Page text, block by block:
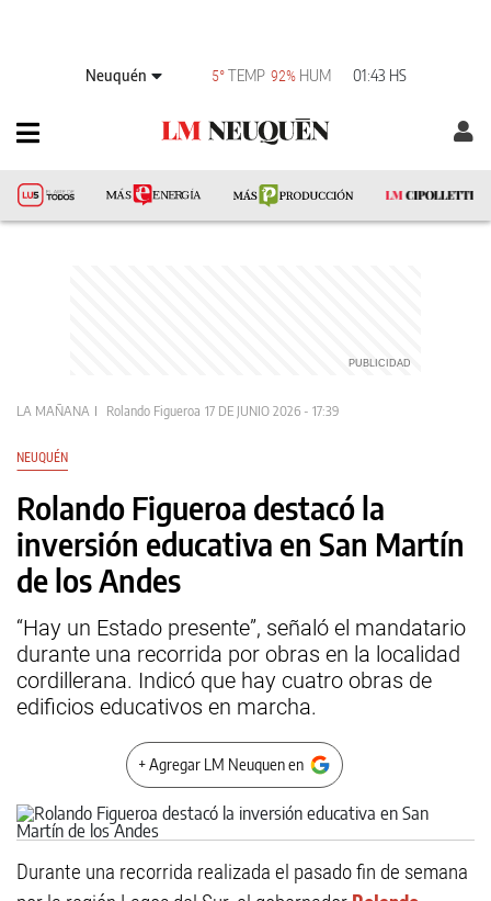
Neuquén 5° TEMP 92% HUM 01:43 HS
LA MAÑANA Rolando Figueroa 17 DE JUNIO 2026 - 17:39
NEUQUÉN
Rolando Figueroa destacó la
inversión educativa en San Martín
de los Andes
“Hay un Estado presente”, señaló el mandatario
durante una recorrida por obras en la localidad
cordillerana. Indicó que hay cuatro obras de
edificios educativos en marcha.
+ Agregar LM Neuquen en
Durante una recorrida realizada el pasado fin de semana